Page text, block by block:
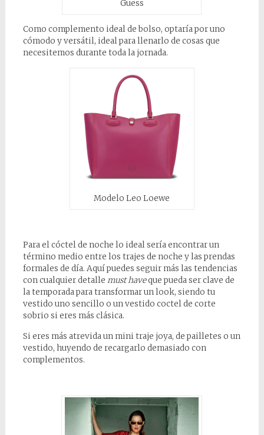
Guess
Como complemento ideal de bolso, optaría por uno
cómodo y versátil, ideal para llenarlo de cosas que
necesitemos durante toda la jornada.
Modelo Leo Loewe
Para el cóctel de noche lo ideal sería encontrar un
término medio entre los trajes de noche y las prendas
formales de día. Aquí puedes seguir más las tendencias
con cualquier detalle must haveque pueda ser clave de
la temporada para transformar un look, siendo tu
vestido uno sencillo o un vestido coctel de corte
sobrio si eres más clásica.
Si eres más atrevida un mini traje joya, de pailletes o un
vestido, huyendo de recargarlo demasiado con
complementos.